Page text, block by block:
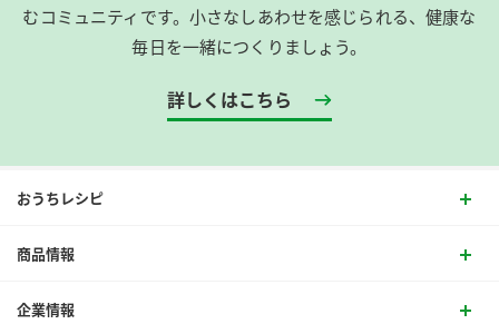
むコミュニティです。​小さなしあわせを感じられる、健康な
毎日を一緒につくりましょう。
詳しくはこちら
おうちレシピ
商品情報
企業情報